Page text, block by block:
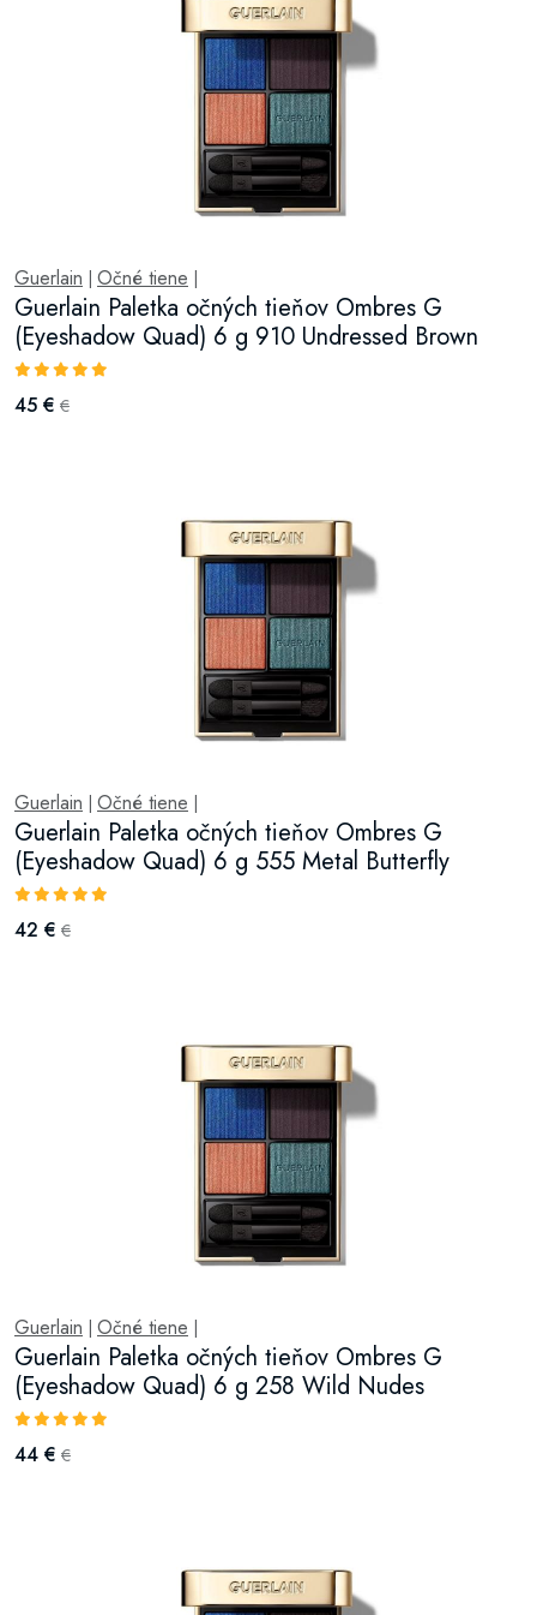
Guerlain Očné tiene
Guerlain Paletka očných tieňov Ombres G
(Eyeshadow Quad) 6 g 910 Undressed Brown
45 € €
Guerlain Očné tiene
Guerlain Paletka očných tieňov Ombres G
(Eyeshadow Quad) 6 g 555 Metal Butterfly
42 € €
Guerlain Očné tiene
Guerlain Paletka očných tieňov Ombres G
(Eyeshadow Quad) 6 g 258 Wild Nudes
44 € €